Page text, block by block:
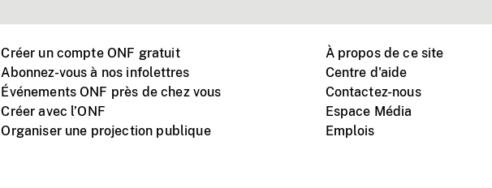
Créer un compte ONF gratuit
Abonnez-vous à nos infolettres
Événements ONF près de chez vous
Créer avec l’ONF
Organiser une projection publique
À propos de ce site
Centre d'aide
Contactez-nous
Espace Média
Emplois